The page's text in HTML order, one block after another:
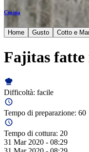
Cucina
Home Gusto Cotto e
Fajitas fatte
Difficoltà: facile
Tempo di preparazione: 60
Tempo di cottura: 20
31 Mar 2020 - 08:29